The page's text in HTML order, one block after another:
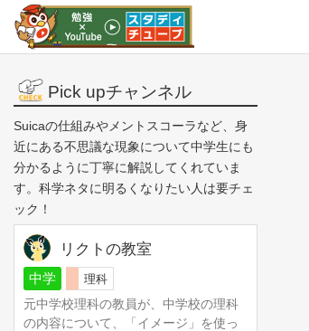
Pick upチャンネル
Suicaの仕組みやメントスコーラなど、身
近にある不思議な現象について中学生にも
分かるように丁寧に解説してくれていま
す。科学ネタに明るくなりたい人は要チェ
ック！
リクトの教室
中学
理科
元中学校理科の教員が、中学校の理科
の内容について、「イメージ」を使っ